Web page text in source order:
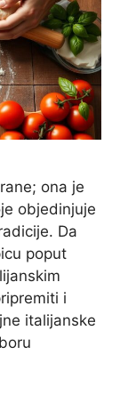
ona je
objedinjuje
Da
poput
i
italijanske